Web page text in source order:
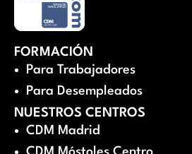
FORMACIÓN
Para Trabajadores
Para Desempleados
NUESTROS CENTROS
CDM Madrid